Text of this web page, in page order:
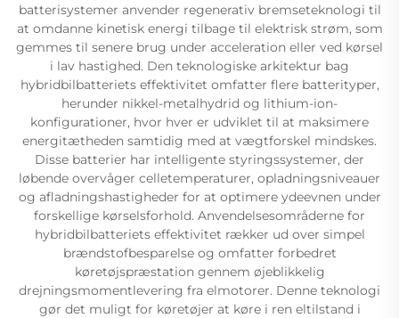
batterisystemer anvender regenerativ bremseteknologi til
at omdanne kinetisk energi tilbage til elektrisk strøm, som
gemmes til senere brug under acceleration eller ved kørsel
i lav hastighed. Den teknologiske arkitektur bag
hybridbilbatteriets effektivitet omfatter flere batterityper,
herunder nikkel-metalhydrid og lithium-ion-
konfigurationer, hvor hver er udviklet til at maksimere
energitætheden samtidig med at vægtforskel mindskes.
Disse batterier har intelligente styringssystemer, der
løbende overvåger celletemperaturer, opladningsniveauer
og afladningshastigheder for at optimere ydeevnen under
forskellige kørselsforhold. Anvendelsesområderne for
hybridbilbatteriets effektivitet rækker ud over simpel
brændstofbesparelse og omfatter forbedret
køretøjspræstation gennem øjeblikkelig
drejningsmomentlevering fra elmotorer. Denne teknologi
gør det muligt for køretøjer at køre i ren eltilstand i